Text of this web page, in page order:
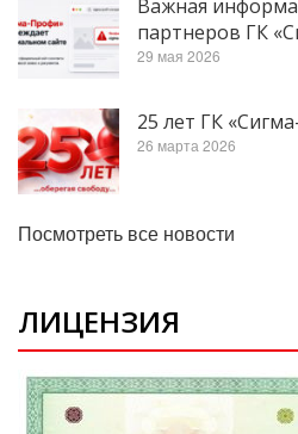
Важная
партнеров ГК
29 мая 2026
25 лет ГК
26 марта 2026
Посмотреть все новости
ЛИЦЕНЗИЯ